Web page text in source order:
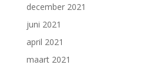
december 2021
juni 2021
april 2021
maart 2021